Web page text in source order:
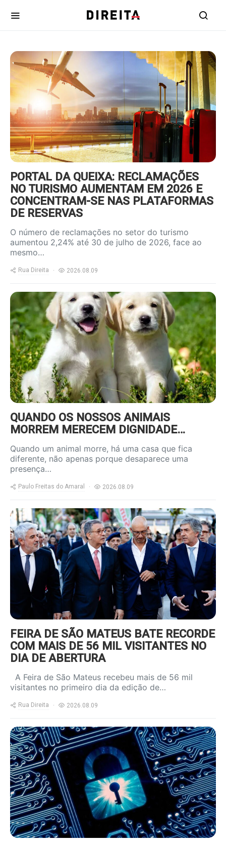
https://www.ruadireita.pt/wp-
content/uploads/2026/08/viagens-
800x600.jpg
PORTAL DA QUEIXA: RECLAMAÇÕES
NO TURISMO AUMENTAM EM 2026 E
CONCENTRAM-SE NAS PLATAFORMAS
DE RESERVAS
O número de reclamações no setor do turismo
aumentou 2,24% até 30 de julho de 2026, face ao
mesmo…
Rua Direita 2026.08.09
https://www.ruadireita.pt/wp-
content/uploads/2025/05/dog-
800x600.jpg
QUANDO OS NOSSOS ANIMAIS
MORREM MERECEM DIGNIDADE…
Quando um animal morre, há uma casa que fica
diferente, não apenas porque desaparece uma
presença…
Paulo Freitas do Amaral 2026.08.09
https://www.ruadireita.pt/wp-
content/uploads/2026/08/fsm-
4-800x600.jpg
FEIRA DE SÃO MATEUS BATE RECORDE
COM MAIS DE 56 MIL VISITANTES NO
DIA DE ABERTURA
A Feira de São Mateus recebeu mais de 56 mil
visitantes no primeiro dia da edição de…
Rua Direita 2026.08.09
https://www.ruadireita.pt/wp-
content/uploads/2022/05/cybersecurity-
1-800x600.jpg